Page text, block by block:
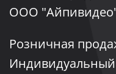
ООО
Розничная